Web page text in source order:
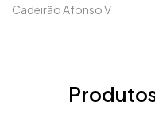
Cadeirão Afonso V